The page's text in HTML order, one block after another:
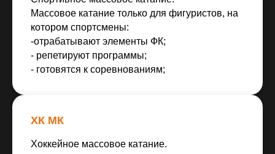
Массовое катание только для фигуристов, на
котором спортсмены:
-отрабатывают элементы ФК;
- репетируют программы;
- готовятся к соревнованиям;
ХК МК
Хоккейное массовое катание.